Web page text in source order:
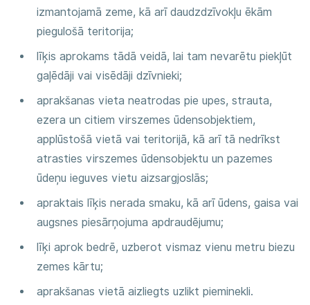
izmantojamā zeme, kā arī daudzdzīvokļu ēkām
piegulošā teritorija;
līķis aprokams tādā veidā, lai tam nevarētu piekļūt
gaļēdāji vai visēdāji dzīvnieki;
aprakšanas vieta neatrodas pie upes, strauta,
ezera un citiem virszemes ūdensobjektiem,
applūstošā vietā vai teritorijā, kā arī tā nedrīkst
atrasties virszemes ūdensobjektu un pazemes
ūdeņu ieguves vietu aizsargjoslās;
apraktais līķis nerada smaku, kā arī ūdens, gaisa vai
augsnes piesārņojuma apdraudējumu;
līķi aprok bedrē, uzberot vismaz vienu metru biezu
zemes kārtu;
aprakšanas vietā aizliegts uzlikt pieminekli.